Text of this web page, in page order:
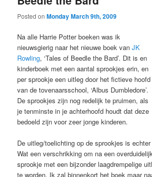
Posted onMonday March 9th, 2009
Na alle Harrie Potter boeken was ik
nieuwsgierig naar het nieuwe boek vanJK
Rowling, ‘Tales of Beedle the Bard’. Dit is en
kinderboek met een aantal sprookjes erin, en
per sprookje een uitleg door het fictieve hoofd
van de tovenaarsschool, ‘Albus Dumbledore’.
De sprookjes zijn nog redelijk te pruimen, als
je tenminste in je achterhoofd houdt dat deze
bedoeld zijn voor zeer jonge kinderen.
De uitleg/toelichting op de sprookjes is
Wat een verschrikking om na een
sprookje met een bijzonder laagdrempelige
te worden. Ik zal binnenkort het boek maar